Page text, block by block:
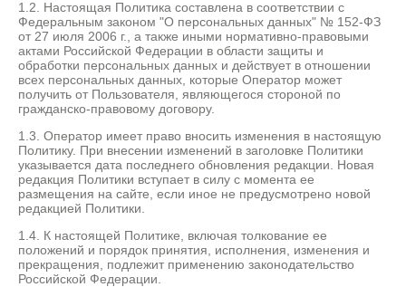
1.2. Настоящая Политика составлена в соответствии с
Федеральным законом "О персональных данных" № 152-ФЗ
от 27 июля 2006 г., а также иными нормативно-правовыми
актами Российской Федерации в области защиты и
обработки персональных данных и действует в отношении
всех персональных данных, которые Оператор может
получить от Пользователя, являющегося стороной по
гражданско-правовому договору.
1.3. Оператор имеет право вносить изменения в настоящую
Политику. При внесении изменений в заголовке Политики
указывается дата последнего обновления редакции. Новая
редакция Политики вступает в силу с момента ее
размещения на сайте, если иное не предусмотрено новой
редакцией Политики.
1.4. К настоящей Политике, включая толкование ее
положений и порядок принятия, исполнения, изменения и
прекращения, подлежит применению законодательство
Российской Федерации.